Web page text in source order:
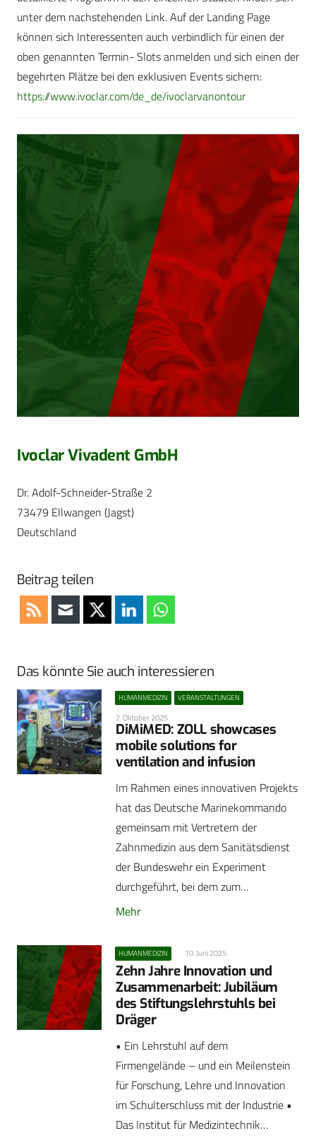
unter dem nachstehenden Link. Auf der Landing Page
können sich Interessenten auch verbindlich für einen der
oben genannten Termin- Slots anmelden und sich einen der
begehrten Plätze bei den exklusiven Events sichern:
https://www.ivoclar.com/de_de/ivoclarvanontour
Ivoclar Vivadent GmbH
Dr. Adolf-Schneider-Straße 2
73479 Ellwangen (Jagst)
Deutschland
Beitrag teilen
Das könnte Sie auch interessieren
HUMANMEDIZIN VERANSTALTUNGEN
2. Oktober 2025
DiMiMED: ZOLL showcases
mobile solutions for
ventilation and infusion
Im Rahmen eines innovativen Projekts
hat das Deutsche Marinekommando
gemeinsam mit Vertretern der
Zahnmedizin aus dem Sanitätsdienst
der Bundeswehr ein Experiment
durchgeführt, bei dem zum…
Mehr
HUMANMEDIZIN 10. Juni 2025
Zehn Jahre Innovation und
Zusammenarbeit: Jubiläum
des Stiftungslehrstuhls bei
Dräger
• Ein Lehrstuhl auf dem
Firmengelände – und ein Meilenstein
für Forschung, Lehre und Innovation
im Schulterschluss mit der Industrie •
Das Institut für Medizintechnik…